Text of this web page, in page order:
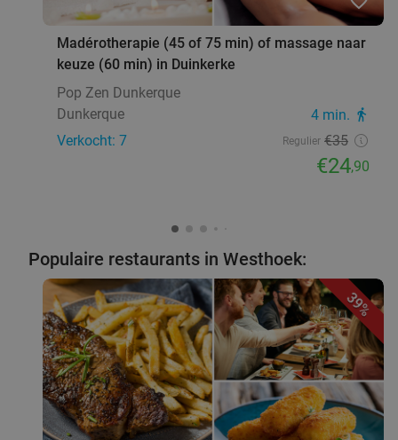
Madérotherapie (45 of 75 min) of massage naar
keuze (60 min) in Duinkerke
Pop Zen Dunkerque
Dunkerque
4 min. directions_walk
Verkocht: 7 Regulier €35
€24,90
Populaire restaurants in Westhoek:
39%